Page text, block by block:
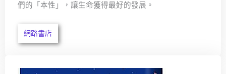
們的「本性」，讓生命獲得最好的發展。
網路書店